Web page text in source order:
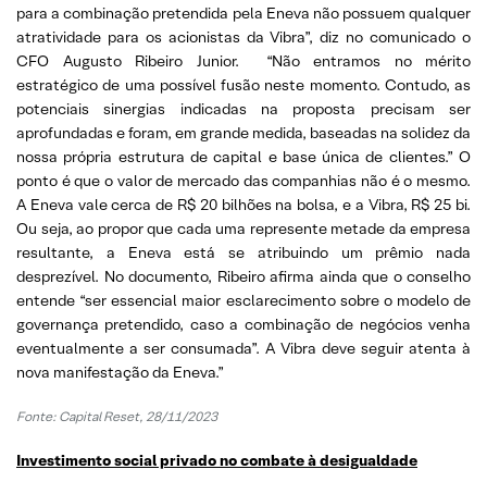
para a combinação pretendida pela Eneva não possuem qualquer
atratividade para os acionistas da Vibra”, diz no comunicado o
CFO Augusto Ribeiro Junior. “Não entramos no mérito
estratégico de uma possível fusão neste momento. Contudo, as
potenciais sinergias indicadas na proposta precisam ser
aprofundadas e foram, em grande medida, baseadas na solidez da
nossa própria estrutura de capital e base única de clientes.” O
ponto é que o valor de mercado das companhias não é o mesmo.
A Eneva vale cerca de R$ 20 bilhões na bolsa, e a Vibra, R$ 25 bi.
Ou seja, ao propor que cada uma represente metade da empresa
resultante, a Eneva está se atribuindo um prêmio nada
desprezível. No documento, Ribeiro afirma ainda que o conselho
entende “ser essencial maior esclarecimento sobre o modelo de
governança pretendido, caso a combinação de negócios venha
eventualmente a ser consumada”. A Vibra deve seguir atenta à
nova manifestação da Eneva.”
Fonte: Capital Reset, 28/11/2023
Investimento social privado no combate à desigualdade